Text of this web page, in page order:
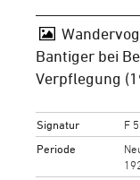
Bantiger bei
Verpflegung
Signatur
F
Periode